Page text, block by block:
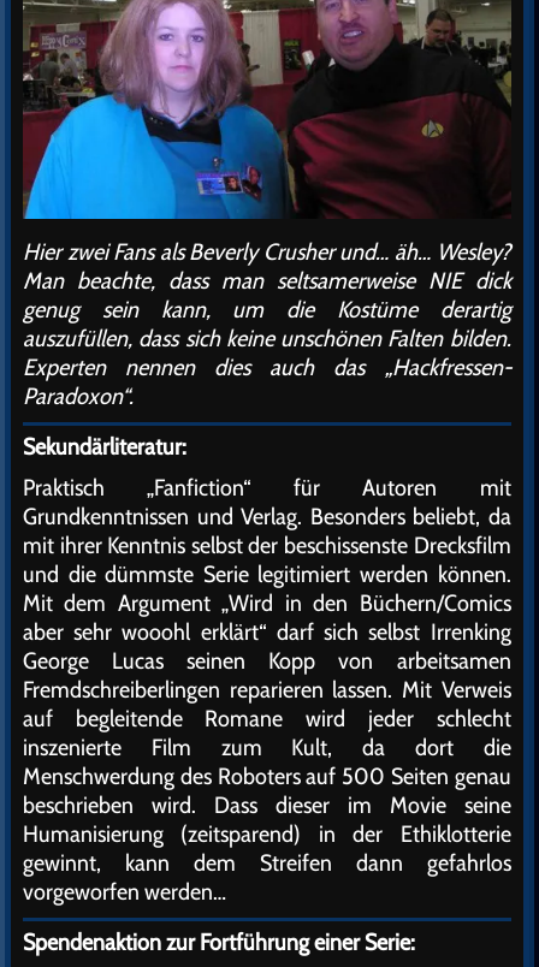
Hier zwei Fans als Beverly Crusher und… äh… Wesley?
Man beachte, dass man seltsamerweise NIE dick
genug sein kann, um die Kostüme derartig
auszufüllen, dass sich keine unschönen Falten bilden.
Experten nennen dies auch das „Hackfressen-
Paradoxon“.
Sekundärliteratur:
Praktisch „Fanfiction“ für Autoren mit
Grundkenntnissen und Verlag. Besonders beliebt, da
mit ihrer Kenntnis selbst der beschissenste Drecksfilm
und die dümmste Serie legitimiert werden können.
Mit dem Argument „Wird in den Büchern/Comics
aber sehr wooohl erklärt“ darf sich selbst Irrenking
George Lucas seinen Kopp von arbeitsamen
Fremdschreiberlingen reparieren lassen. Mit Verweis
auf begleitende Romane wird jeder schlecht
inszenierte Film zum Kult, da dort die
Menschwerdung des Roboters auf 500 Seiten genau
beschrieben wird. Dass dieser im Movie seine
Humanisierung (zeitsparend) in der Ethiklotterie
gewinnt, kann dem Streifen dann gefahrlos
vorgeworfen werden…
Spendenaktion zur Fortführung einer Serie: